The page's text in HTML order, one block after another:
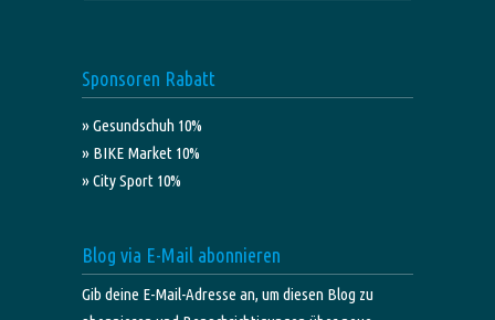
Sponsoren Rabatt
» Gesundschuh 10%
» BIKE Market 10%
» City Sport 10%
Blog via E-Mail abonnieren
Gib deine E-Mail-Adresse an, um diesen Blog zu